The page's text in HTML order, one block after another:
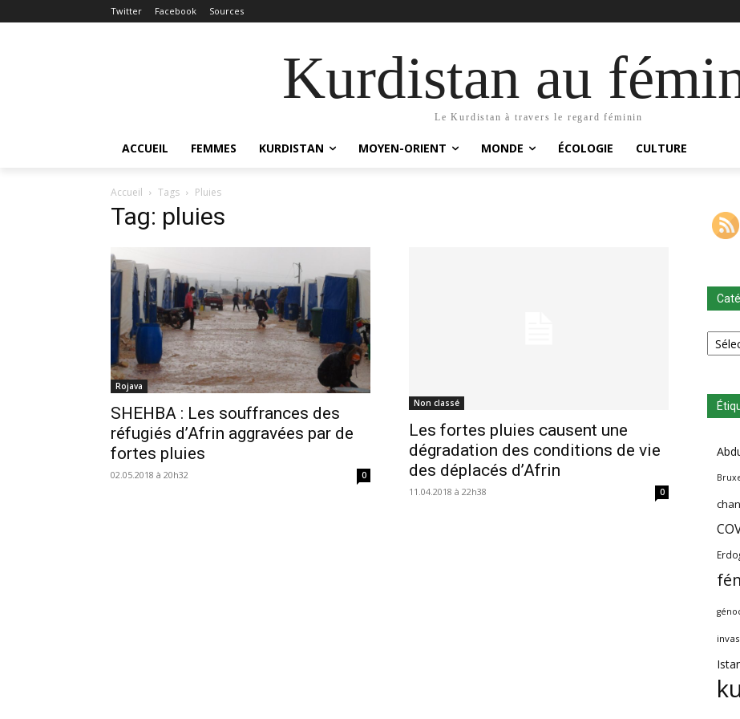
Twitter Facebook Sources
Kurdistan au
Le Kurdistan à travers le regard féminin
ACCUEIL FEMMES KURDISTAN MOYEN-ORIENT MONDE ÉCOLOGIE CULTURE
Accueil Tags Pluies
Tag: pluies
Rojava
SHEHBA : Les souffrances des
réfugiés d’Afrin aggravées par de
fortes pluies
02.05.2018 à 20h32 0
Non classé
Les fortes pluies causent une
dégradation des conditions de vie
des déplacés d’Afrin
11.04.2018 à 22h38 0